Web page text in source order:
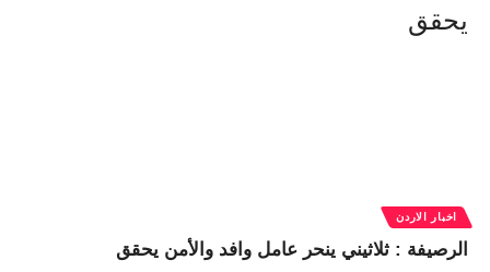
اخبار الاردن
الرصيفة : ثلاثيني ينحر عامل وافد والأمن يحقق